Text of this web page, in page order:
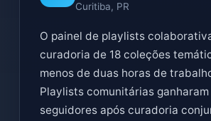
Curitiba, PR
O painel de playlists
curadoria de 18 coleções
menos de duas horas de
Playlists comunitárias
seguidores após curadoria